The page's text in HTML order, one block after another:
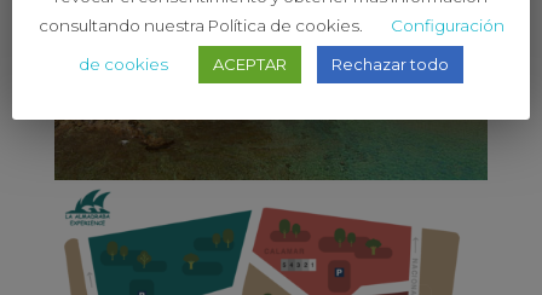
consultando nuestra Política de cookies.
Configuración
de cookies
ACEPTAR Rechazar todo